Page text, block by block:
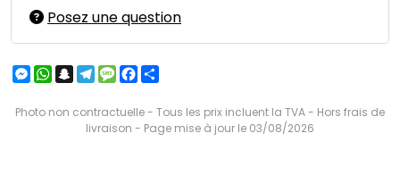
Posez une question
Messenger
WhatsApp
Snapchat
Telegram
MessageFacebook
Photo non contractuelle - Tous les prix incluent la TVA - Hors frais de
livraison - Page mise à jour le 03/08/2026